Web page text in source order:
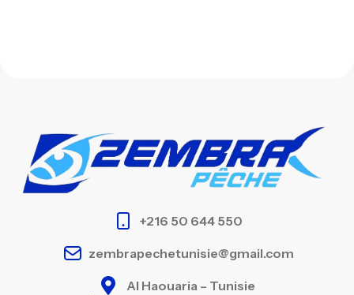
+216 50 644 550
zembrapechetunisie@gmail.com
Al Haouaria – Tunisie